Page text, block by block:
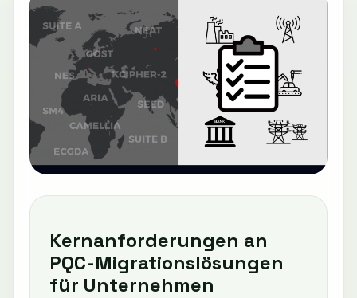
Kernanforderungen an
PQC-Migrationslösungen
für Unternehmen